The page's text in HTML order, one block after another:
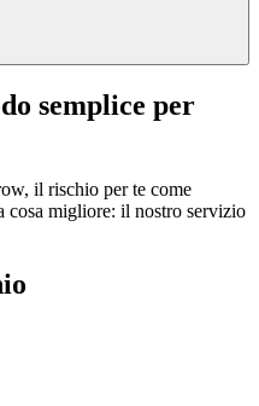
semplice per
il rischio per te come
cosa migliore: il nostro servizio